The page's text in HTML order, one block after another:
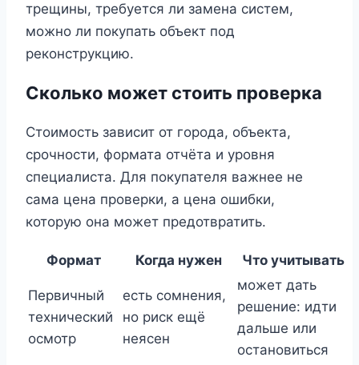
трещины, требуется ли замена систем,
можно ли покупать объект под
реконструкцию.
Сколько может стоить проверка
Стоимость зависит от города, объекта,
срочности, формата отчёта и уровня
специалиста. Для покупателя важнее не
сама цена проверки, а цена ошибки,
которую она может предотвратить.
Формат Когда нужен Что учитывать
Первичный
технический
осмотр
есть сомнения,
но риск ещё
неясен
может дать
решение: идти
дальше или
остановиться